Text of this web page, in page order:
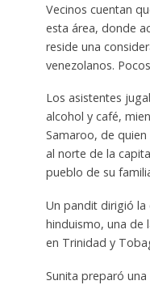
Vecinos cuentan
esta área, donde
reside una
venezolanos.
Los asistentes
alcohol y café,
Samaroo, de
al norte de la
pueblo de su
Un pandit dirigió la
hinduismo, una de
en Trinidad y
Sunita preparó